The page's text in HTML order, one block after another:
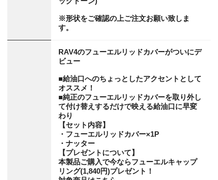
※形状をご確認の上ご注文お願い致しま
す。
RAV4のフューエルリッドカバーがついにデ
ビュー
■給油口へのちょっとしたアクセントとして
オススメ！
■純正のフューエルリッドカバーを取り外し
て付け替えするだけで映える給油口に早変
わり
【セット内容】
・フューエルリッドカバー×1P
・ナッター
【プレゼントについて】
本製品ご購入で今ならフューエルキャップ
リング(1,840円)プレゼント！